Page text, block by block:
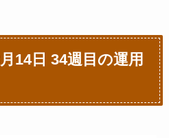
14日 34週目の運用